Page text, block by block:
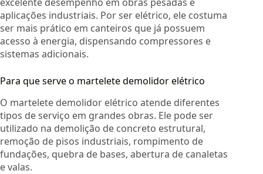
aplicações industriais. Por ser elétrico, ele costuma
ser mais prático em canteiros que já possuem
acesso à energia, dispensando compressores e
sistemas adicionais.
Para que serve o martelete demolidor elétrico
O martelete demolidor elétrico atende diferentes
tipos de serviço em grandes obras. Ele pode ser
utilizado na demolição de concreto estrutural,
remoção de pisos industriais, rompimento de
fundações, quebra de bases, abertura de canaletas
e valas.